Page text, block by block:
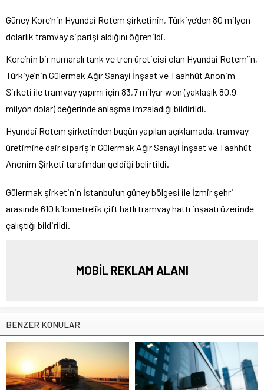
Güney Kore’nin Hyundai Rotem şirketinin, Türkiye’den 80 milyon
dolarlık tramvay siparişi aldığını öğrenildi.
Kore’nin bir numaralı tank ve tren üreticisi olan Hyundai Rotem’in,
Türkiye’nin Gülermak Ağır Sanayi İnşaat ve Taahhüt Anonim
Şirketi ile tramvay yapımı için 83,7 milyar won (yaklaşık 80,9
milyon dolar) değerinde anlaşma imzaladığı bildirildi.
Hyundai Rotem şirketinden bugün yapılan açıklamada, tramvay
üretimine dair siparişin Gülermak Ağır Sanayi İnşaat ve Taahhüt
Anonim Şirketi tarafından geldiği belirtildi.
Gülermak şirketinin İstanbul’un güney bölgesi ile İzmir şehri
arasında 610 kilometrelik çift hatlı tramvay hattı inşaatı üzerinde
çalıştığı bildirildi.
MOBİL REKLAM ALANI
BENZER KONULAR